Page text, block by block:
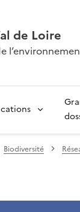
de Loire
Biodiversité